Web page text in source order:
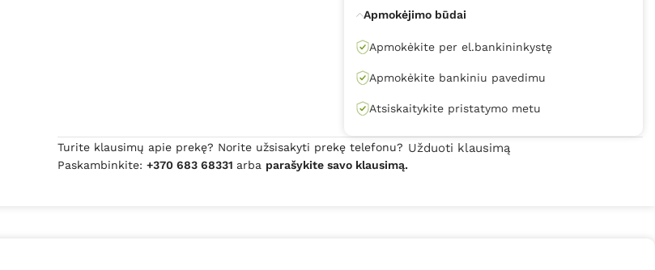
Apmokėjimo būdai
Apmokėkite per el.bankininkystę
Apmokėkite bankiniu pavedimu
Atsiskaitykite pristatymo metu
Turite klausimų apie prekę? Norite užsisakyti prekę telefonu?
Paskambinkite:+370 683 68331 arba parašykite savo klausimą.
Užduoti klausimą